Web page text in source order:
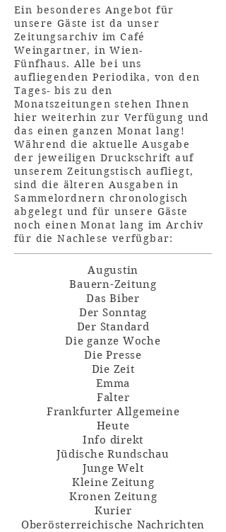
Ein besonderes Angebot für
unsere Gäste ist da unser
Zeitungsarchiv im Café
Weingartner, in Wien-
Fünfhaus. Alle bei uns
aufliegenden Periodika, von den
Tages- bis zu den
Monatszeitungen stehen Ihnen
hier weiterhin zur Verfügung und
das einen ganzen Monat lang!
Während die aktuelle Ausgabe
der jeweiligen Druckschrift auf
unserem Zeitungstisch aufliegt,
sind die älteren Ausgaben in
Sammelordnern chronologisch
abgelegt und für unsere Gäste
noch einen Monat lang im Archiv
für die Nachlese verfügbar:
Augustin
Bauern-Zeitung
Das Biber
Der Sonntag
Der Standard
Die ganze Woche
Die Presse
Die Zeit
Emma
Falter
Frankfurter Allgemeine
Heute
Info direkt
Jüdische Rundschau
Junge Welt
Kleine Zeitung
Kronen Zeitung
Kurier
Oberösterreichische Nachrichten